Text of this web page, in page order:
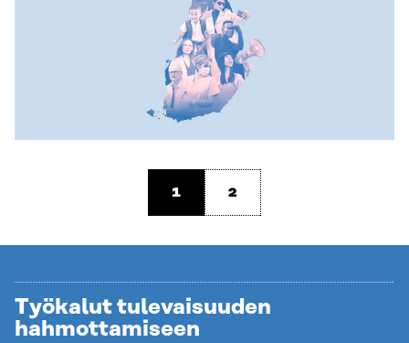
1 2
Työkalut tulevaisuuden
hahmottamiseen